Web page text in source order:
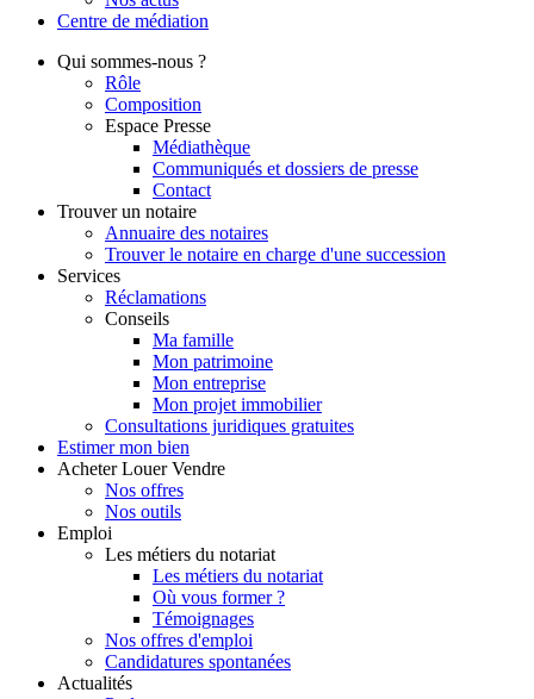
Centre de médiation
Qui sommes-nous ?
Rôle
Composition
Espace Presse
Médiathèque
Communiqués et dossiers de presse
Contact
Trouver un notaire
Annuaire des notaires
Trouver le notaire en charge d'une succession
Services
Réclamations
Conseils
Ma famille
Mon patrimoine
Mon entreprise
Mon projet immobilier
Consultations juridiques gratuites
Estimer mon bien
Acheter Louer Vendre
Nos offres
Nos outils
Emploi
Les métiers du notariat
Les métiers du notariat
Où vous former ?
Témoignages
Nos offres d'emploi
Candidatures spontanées
Actualités